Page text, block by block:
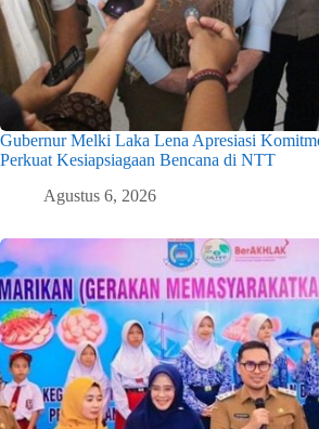
Gubernur Melki Laka Lena Apresiasi
Perkuat Kesiapsiagaan Bencana di NTT
Agustus 6, 2026